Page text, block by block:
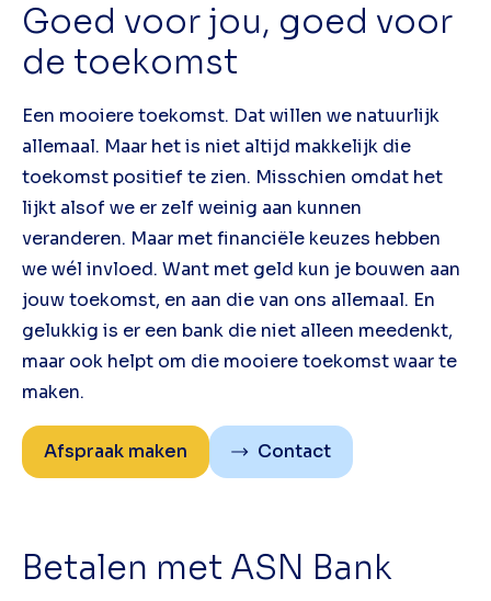
Goed voor jou, goed voor
de toekomst
Een mooiere toekomst. Dat willen we natuurlijk
allemaal. Maar het is niet altijd makkelijk die
toekomst positief te zien. Misschien omdat het
lijkt alsof we er zelf weinig aan kunnen
veranderen. Maar met financiële keuzes hebben
we wél invloed. Want met geld kun je bouwen aan
jouw toekomst, en aan die van ons allemaal. En
gelukkig is er een bank die niet alleen meedenkt,
maar ook helpt om die mooiere toekomst waar te
maken.
Afspraak maken Contact
Betalen met ASN Bank